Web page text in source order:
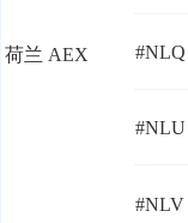
荷兰 AEX #NLQ
#NLU
#NLV